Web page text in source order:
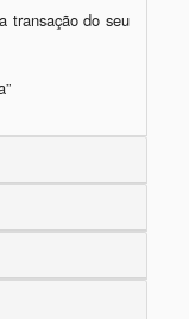
transação do seu